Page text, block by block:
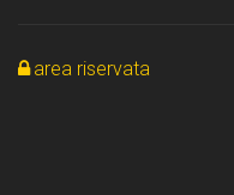
area riservata